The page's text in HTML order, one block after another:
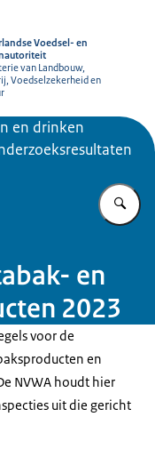
Voedsel- en
van Landbouw,
Voedselzekerheid en
en drinken
en
2023
voor de
en
NVWA houdt hier
uit die gericht